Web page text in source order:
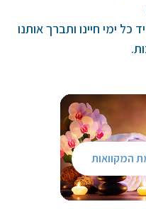
כל ימי חיינו ותברך אותנו
המקוואות